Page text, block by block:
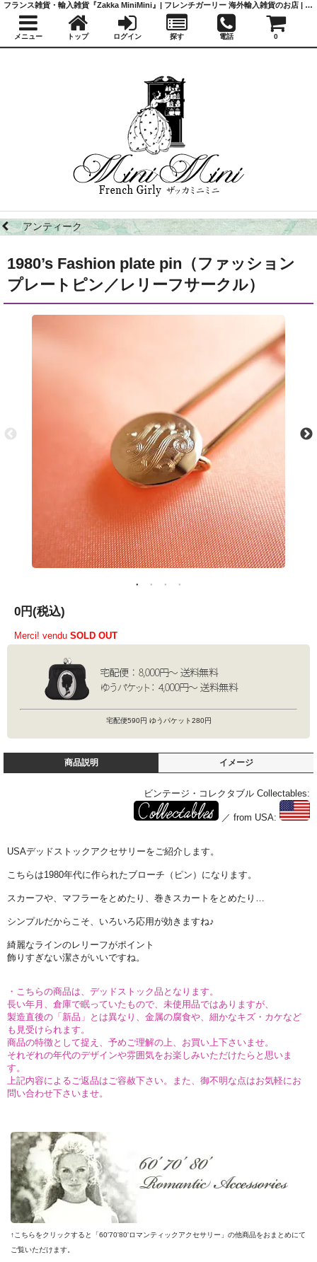
アンティーク
1980’s Fashion plate pin（ファッション
プレートピン／レリーフサークル）
0円(税込)
Merci! vendu SOLD OUT
宅配便590円 ゆうパケット280円
商品説明 イメージ
ビンテージ・コレクタブル Collectables:
／ from USA:
USAデッドストックアクセサリーをご紹介します。
こちらは1980年代に作られたブローチ（ピン）になります。
スカーフや、マフラーをとめたり、巻きスカートをとめたり…
シンプルだからこそ、いろいろ応用が効きますね♪
綺麗なラインのレリーフがポイント
飾りすぎない潔さがいいですね。
・こちらの商品は、デッドストック品となります。
長い年月、倉庫で眠っていたもので、未使用品ではありますが、
製造直後の「新品」とは異なり、金属の腐食や、細かなキズ・カケなど
も見受けられます。
商品の特徴として捉え、予めご理解の上、お買い上下さいませ。
それぞれの年代のデザインや雰囲気をお楽しみいただけたらと思いま
す。
上記内容によるご返品はご容赦下さい。また、御不明な点はお気軽にお
問い合わせ下さいませ。
↑こちらをクリックすると「60'70'80'ロマンティックアクセサリー」の他商品をおまとめにて
ご覧いただけます。
フランス雑貨・輸入雑貨『Zakka MiniMini』| フレンチガーリー 海外輸入雑貨のお店 | かわいい雑貨 | 蚤の市 | アンティーク
メニュー トップ ログイン 探す 電話 0